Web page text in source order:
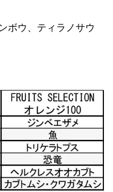
ボウ、ティラノサウ